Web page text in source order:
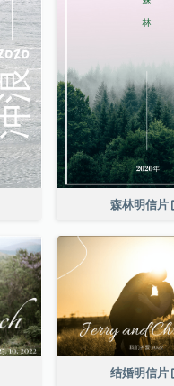
森林明信片
结婚明信片